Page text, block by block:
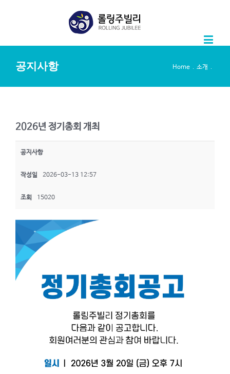
공지사항 Home 소개
2026년 정기총회 개최
공지사항
작성일 2026-03-13 12:57
조회 15020